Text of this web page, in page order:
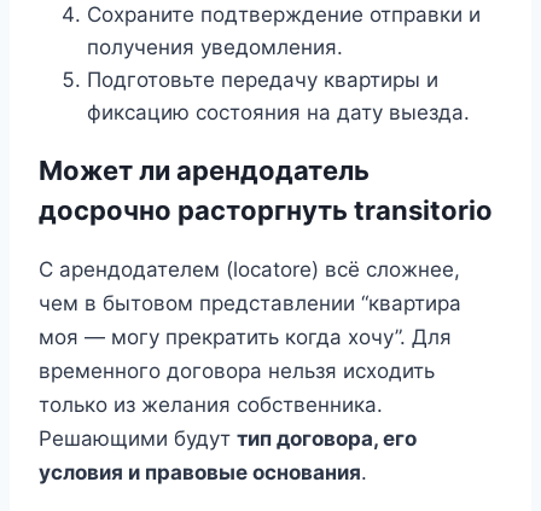
Сохраните подтверждение отправки и
получения уведомления.
Подготовьте передачу квартиры и
фиксацию состояния на дату выезда.
Может ли арендодатель
досрочно расторгнуть transitorio
С арендодателем (locatore) всё сложнее,
чем в бытовом представлении “квартира
моя — могу прекратить когда хочу”. Для
временного договора нельзя исходить
только из желания собственника.
Решающими будут тип договора, его
условия и правовые основания.